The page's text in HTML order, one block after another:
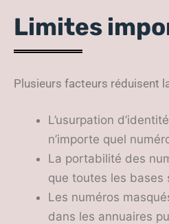
Limites
Plusieurs facteurs réduisent
L’usurpation
n’importe quel
La portabilité des
que toutes les bases
Les numéros
dans les annuaires